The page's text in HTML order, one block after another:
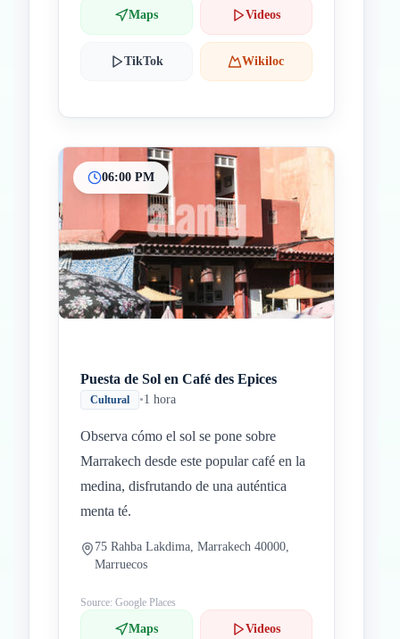
Maps Videos
TikTok Wikiloc
06:00 PM
Puesta de Sol en Café des Epices
Cultural •1 hora
Observa cómo el sol se pone sobre
Marrakech desde este popular café en la
medina, disfrutando de una auténtica
menta té.
75 Rahba Lakdima, Marrakech 40000,
Marruecos
Source: Google Places
Maps Videos